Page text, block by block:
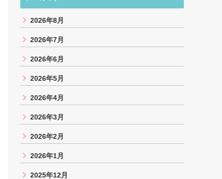
2026年8月
2026年7月
2026年6月
2026年5月
2026年4月
2026年3月
2026年2月
2026年1月
2025年12月